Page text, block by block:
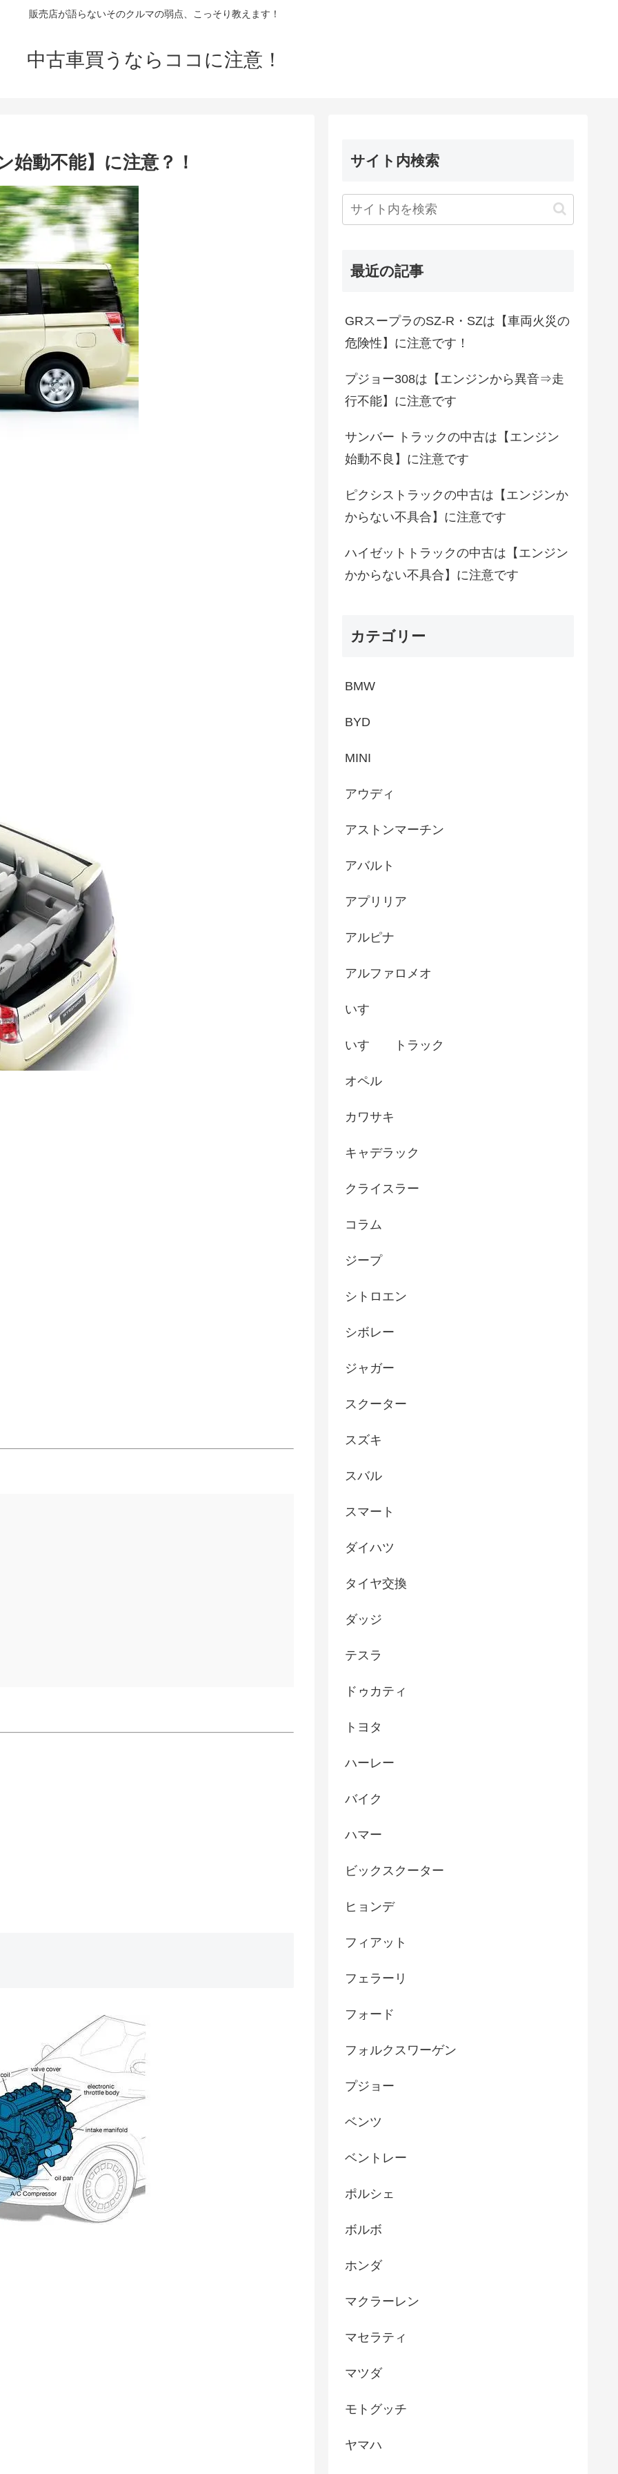
販売店が語らないそのクルマの弱点、こっそり教えます！
中古車買うならココに注意！
動不能】に注意？！ サイト内検索
最近の記事
GRスープラのSZ-R・SZは【車両火災の
危険性】に注意です！
プジョー308は【エンジンから異音⇒走
行不能】に注意です
サンバー トラックの中古は【エンジン
始動不良】に注意です
ピクシストラックの中古は【エンジンか
からない不具合】に注意です
ハイゼットトラックの中古は【エンジン
かからない不具合】に注意です
カテゴリー
BMW
BYD
MINI
アウディ
アストンマーチン
アバルト
アプリリア
アルピナ
アルファロメオ
いすゞ
いすゞ トラック
オペル
カワサキ
キャデラック
クライスラー
コラム
ジープ
シトロエン
シボレー
ジャガー
スクーター
スズキ
スバル
スマート
ダイハツ
タイヤ交換
ダッジ
テスラ
ドゥカティ
トヨタ
ハーレー
バイク
ハマー
ビックスクーター
ヒョンデ
フィアット
フェラーリ
フォード
フォルクスワーゲン
プジョー
ベンツ
ベントレー
ポルシェ
ボルボ
ホンダ
マクラーレン
マセラティ
マツダ
モトグッチ
ヤマハ